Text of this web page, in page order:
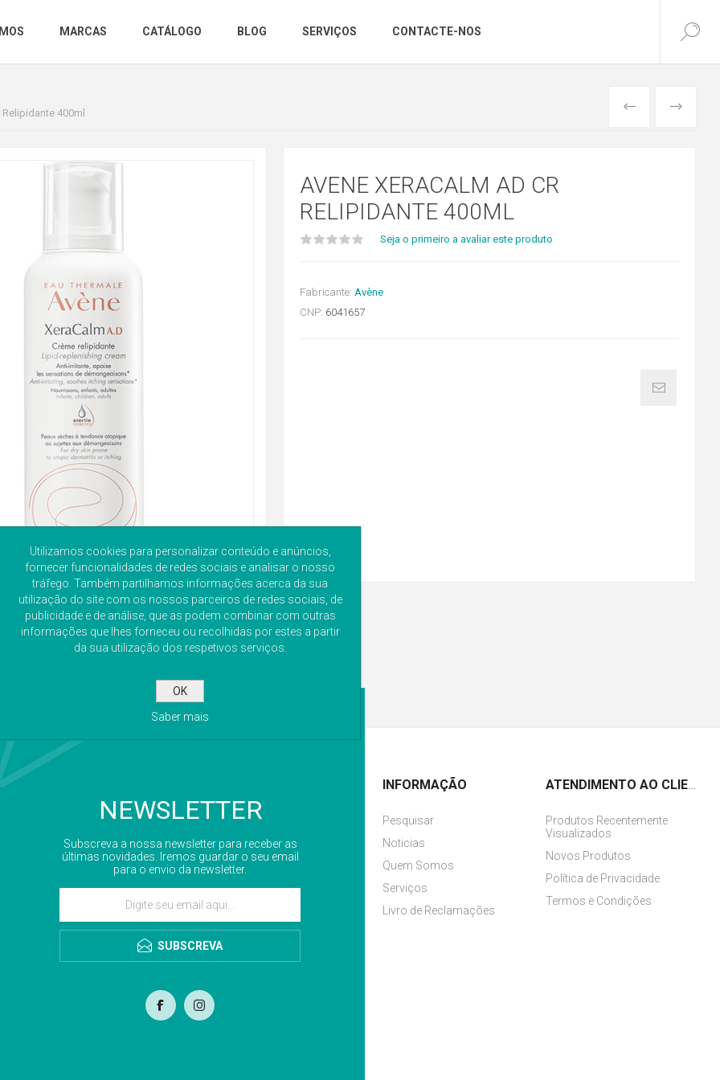
MARCAS CATÁLOGO BLOG SERVIÇOS CONTACTE-NOS
400ml ANTERIORSEGUINTE
AVENE XERACALM AD CR
RELIPIDANTE 400ML
Seja o primeiro a avaliar este produto
Fabricante: Avène
CNP: 6041657
NEWSLETTER
Subscreva a nossa newsletter para receber as
últimas novidades. Iremos guardar o seu email
para o envio da newsletter.
SUBSCREVA
INFORMAÇÃO
Pesquisar
Noticias
Quem Somos
Serviços
Livro de Reclamações
ATENDIMENTO AO CLIENTE
Produtos Recentemente
Visualizados
Novos Produtos
Política de Privacidade
Termos e Condições
Utilizamos cookies para personalizar conteúdo e anúncios,
fornecer funcionalidades de redes sociais e analisar o nosso
tráfego. Também partilhamos informações acerca da sua
utilização do site com os nossos parceiros de redes sociais, de
publicidade e de análise, que as podem combinar com outras
informações que lhes forneceu ou recolhidas por estes a partir
da sua utilização dos respetivos serviços.
OK
Saber mais